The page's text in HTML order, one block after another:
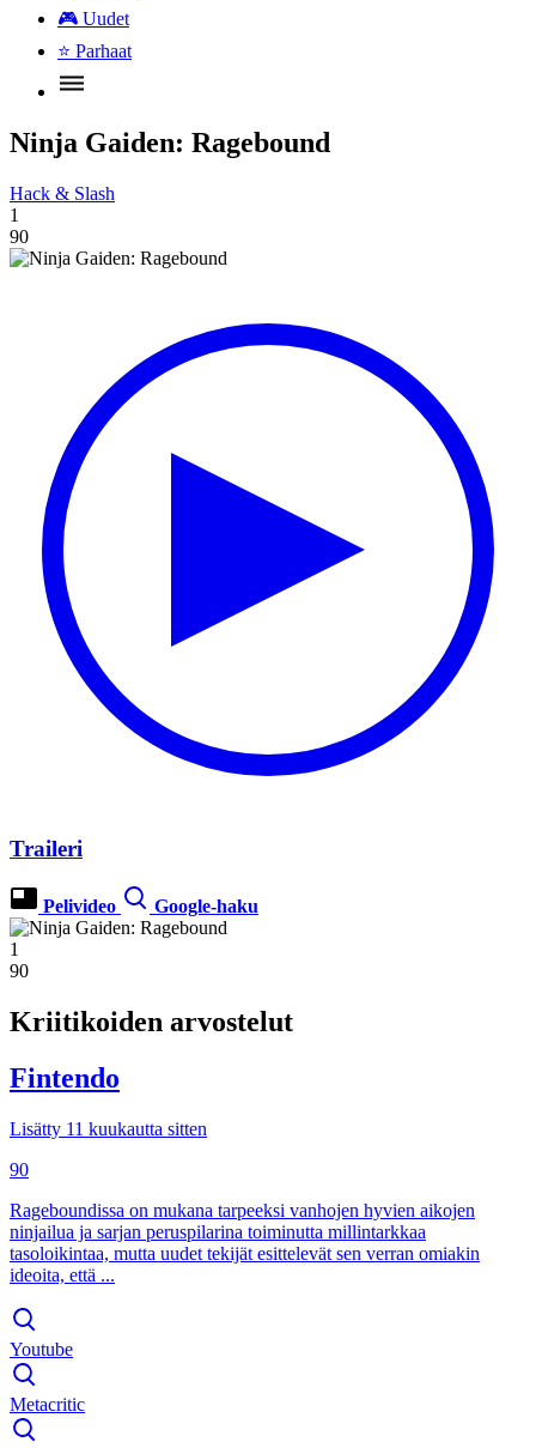
🎮 Uudet
⭐ Parhaat
Ninja Gaiden: Ragebound
Hack & Slash
1
90
Traileri
Pelivideo Google-haku
1
90
Kriitikoiden arvostelut
Fintendo
Lisätty 11 kuukautta sitten
90
Rageboundissa on mukana tarpeeksi vanhojen hyvien aikojen
ninjailua ja sarjan peruspilarina toiminutta millintarkkaa
tasoloikintaa, mutta uudet tekijät esittelevät sen verran omiakin
ideoita, että ...
Youtube
Metacritic